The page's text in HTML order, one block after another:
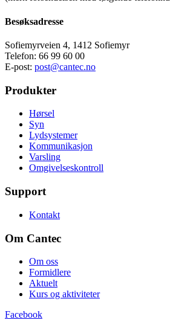
Besøksadresse
Sofiemyrveien 4, 1412 Sofiemyr
Telefon: 66 99 60 00
E-post: post@cantec.no
Produkter
Hørsel
Syn
Lydsystemer
Kommunikasjon
Varsling
Omgivelseskontroll
Support
Kontakt
Om Cantec
Om oss
Formidlere
Aktuelt
Kurs og aktiviteter
Facebook